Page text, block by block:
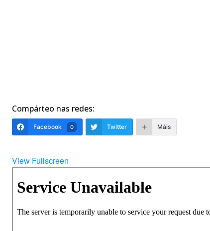
Compárteo nas redes:
Facebook 0 Twitter Máis
View Fullscreen